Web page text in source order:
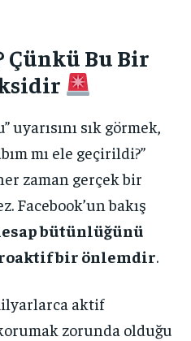
Çünkü Bu Bir
sık görmek,
mı ele geçirildi?”
zaman gerçek bir
Facebook’un bakış
bütünlüğünü
bir önlemdir.
aktif
zorunda olduğu